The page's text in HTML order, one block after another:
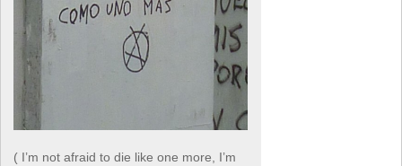
( I’m not afraid to die like one more, I’m